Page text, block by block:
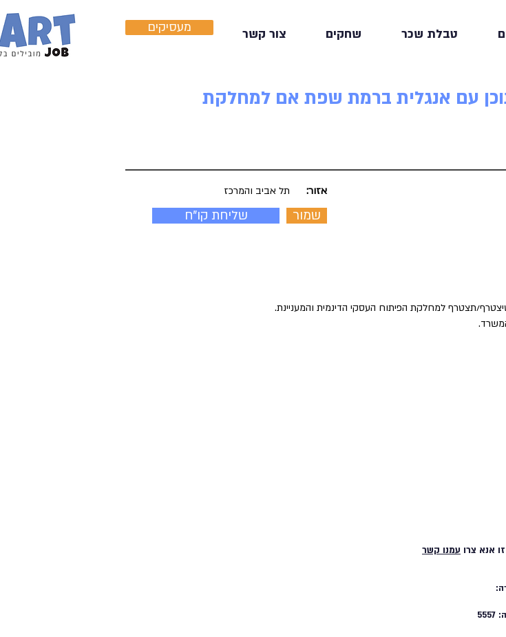
מעסיקים טבלת שכר שחקים צור קשר
עם אנגלית ברמת שפת אם למחלקת
תל אביב והמרכז אזור:
שליחת קו"ח שמור
תצטרף למחלקת הפיתוח העסקי הדינמית והמעניינת.
אנא צרו עמנו קשר
5557